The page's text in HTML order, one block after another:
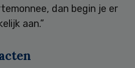
dan begin je er
aan.”